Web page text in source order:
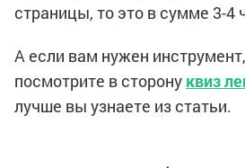
страницы, то это в сумме 3-4
А если вам нужен
посмотрите в сторону квиз
лучше вы узнаете из статьи.